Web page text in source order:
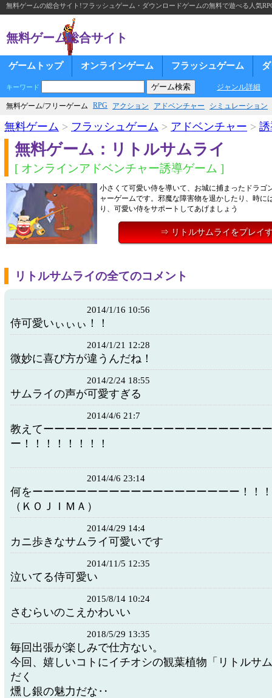
無料ゲームの総合サイト!フラッシュゲーム・ダウンロードゲームの無料で遊べる人気
無料ゲーム総合サイト
ゲームトップ オンラインゲーム フラッシュゲーム
キーワード ジャンル詳細
無料ゲーム/フリーゲーム RPG アクション アドベンチャー シミュレーション
無料ゲーム > フラッシュゲーム > アドベンチャー >
無料ゲーム：リトルサムライ
[ オンラインアドベンチャー誘導ゲーム ]
小さくて可愛い侍を導いて、お城に捕まったドラゴ
ャーゲームです。邪魔な障害物を退かしたり、時に
り、可愛い侍をサポートしてあげましょう
⇒ リトルサムライをプレイ
リトルサムライの全てのコメント
2014/1/16 10:56
侍可愛いぃぃぃ！！
2014/1/21 12:28
微妙に喜び方が違うんだね！
2014/2/24 18:55
サムライの声が可愛すぎる
2014/4/6 21:7
教えてーーーーーーーーーーーーーーーーーーーー
ー！！！！！！！！
2014/4/6 23:14
何をーーーーーーーーーーーーーーーーーーー！！
（ＫＯＪＩＭＡ）
2014/4/29 14:4
カニ歩きなサムライ可愛いです
2014/11/5 12:35
泣いてる侍可愛い
2015/8/14 10:24
さむらいのこえかわいい
2018/5/29 13:35
毎回出張が楽しみで仕方ない。
今回、嬉しいコトにイチオシの観葉植物「リトルサ
だく
燻し銀の魅力だな‥